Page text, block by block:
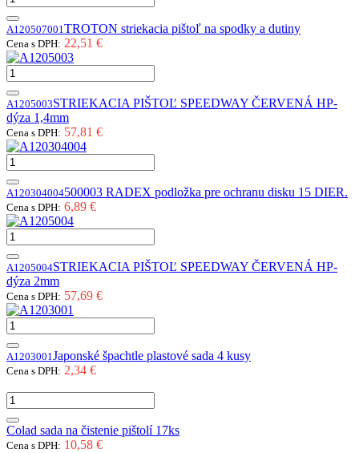
A120507001TROTON striekacia pištoľ na spodky a dutiny
Cena s DPH: 22,51 €
A1205003STRIEKACIA PIŠTOĽ SPEEDWAY ČERVENÁ HP-
dýza 1,4mm
Cena s DPH: 57,81 €
A120304004500003 RADEX podložka pre ochranu disku 15 DIER.
Cena s DPH: 6,89 €
A1205004STRIEKACIA PIŠTOĽ SPEEDWAY ČERVENÁ HP-
dýza 2mm
Cena s DPH: 57,69 €
A1203001Japonské špachtle plastové sada 4 kusy
Cena s DPH: 2,34 €
Colad sada na čistenie pištolí 17ks
Cena s DPH: 10,58 €